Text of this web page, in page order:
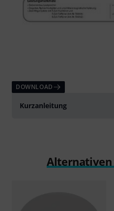
DOWNLOAD
Kurzanleitung
Alternativen